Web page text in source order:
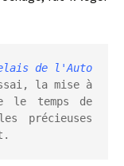
de l'Auto
la mise à
le temps de
précieuses